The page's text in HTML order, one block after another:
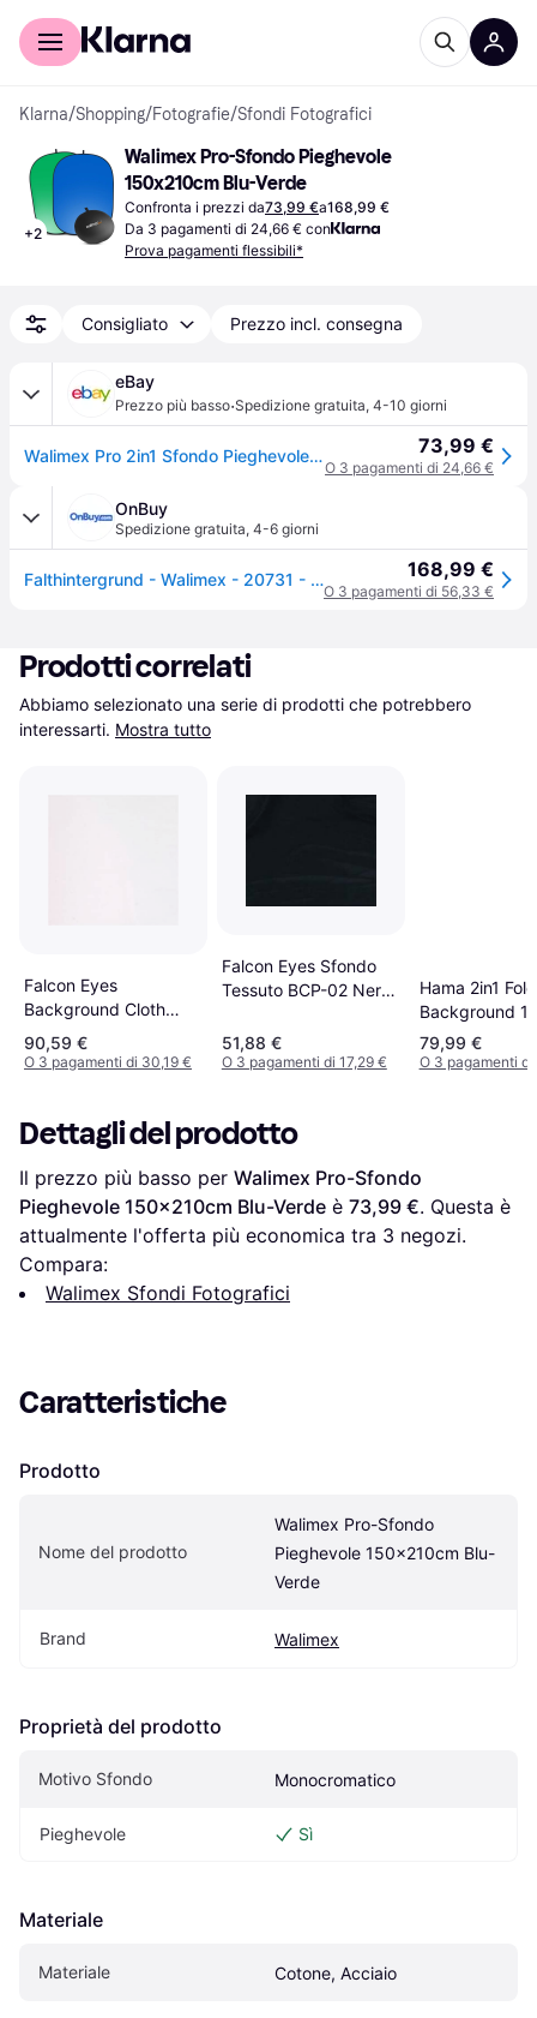
Per il tuo shopping
Klarna/Shopping/Fotografie/Sfondi Fotografici
+2
Walimex Pro-Sfondo Pieghevole
150x210cm Blu-Verde
Confronta i prezzi da73,99 €a168,99 €
Da 3 pagamenti di 24,66 € con
Prova pagamenti flessibili*
Consigliato Prezzo incl. consegna
eBay
Prezzo più basso·Spedizione gratuita, 4-10 giorni
Walimex Pro 2in1 Sfondo Pieghevole Verde/blu 150x210 73,99 €
O 3 pagamenti di 24,66 €
OnBuy
Spedizione gratuita, 4-6 giorni
Falthintergrund - Walimex - 20731 - Vert/Blu - 150x210cm - Apparecchi fotografici 168,99 €
O 3 pagamenti di 56,33 €
Prodotti correlati
Abbiamo selezionato una serie di prodotti che potrebbero
interessarti. Mostra tutto
Falcon Eyes
Background Cloth
BCP-101 2.7x7m
White
90,59 €
O 3 pagamenti di 30,19 €
Falcon Eyes Sfondo
Tessuto BCP-02 Nero
51,88 €
O 3 pagamenti di 17,29 €
Hama 2in1
Background
79,99 €
O 3 pagamenti di
Dettagli del prodotto
Il prezzo più basso per Walimex Pro-Sfondo
Pieghevole 150x210cm Blu-Verde è 73,99 €. Questa è
attualmente l'offerta più economica tra 3 negozi.
Compara:
Walimex Sfondi Fotografici
Caratteristiche
Prodotto
Nome del prodotto
Walimex Pro-Sfondo
Pieghevole 150x210cm Blu-
Verde
Brand Walimex
Proprietà del prodotto
Motivo Sfondo Monocromatico
Pieghevole Sì
Materiale
Materiale Cotone, Acciaio